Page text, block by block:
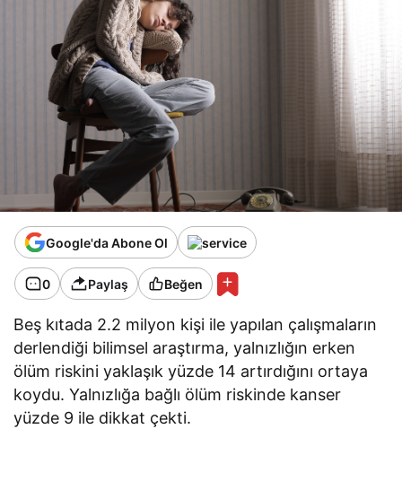
Google'da Abone Ol
0 Paylaş Beğen
Beş kıtada 2.2 milyon kişi ile yapılan çalışmaların
derlendiği bilimsel araştırma, yalnızlığın erken
ölüm riskini yaklaşık yüzde 14 artırdığını ortaya
koydu. Yalnızlığa bağlı ölüm riskinde kanser
yüzde 9 ile dikkat çekti.